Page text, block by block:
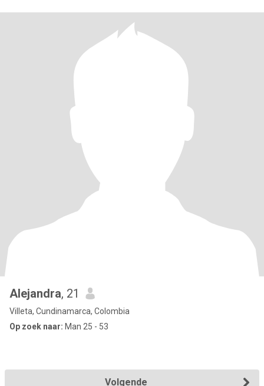
Alejandra, 21
Villeta, Cundinamarca, Colombia
Op zoek naar: Man 25 - 53
Volgende